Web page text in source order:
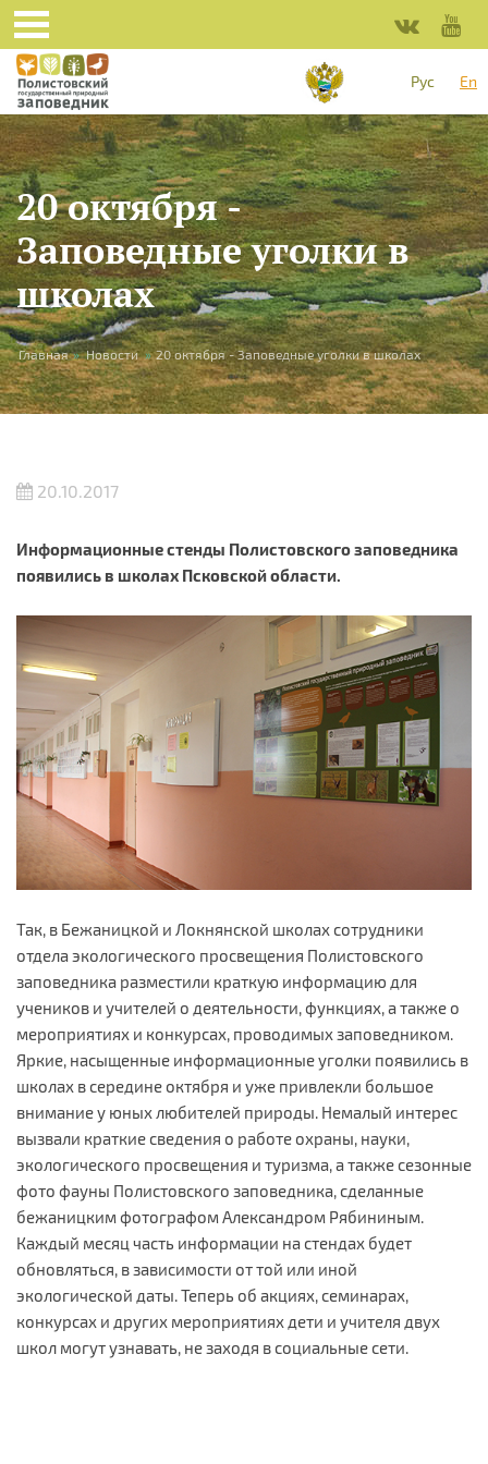
Skip to main content
Рус
En
20 октября -
Заповедные уголки в
школах
You are here
Главная » Новости » 20 октября - Заповедные уголки в школах
20.10.2017
Информационные стенды Полистовского заповедника
появились в школах Псковской области.
Так, в Бежаницкой и Локнянской школах сотрудники
отдела экологического просвещения Полистовского
заповедника разместили краткую информацию для
учеников и учителей о деятельности, функциях, а также о
мероприятиях и конкурсах, проводимых заповедником.
Яркие, насыщенные информационные уголки появились в
школах в середине октября и уже привлекли большое
внимание у юных любителей природы. Немалый интерес
вызвали краткие сведения о работе охраны, науки,
экологического просвещения и туризма, а также сезонные
фото фауны Полистовского заповедника, сделанные
бежаницким фотографом Александром Рябининым.
Каждый месяц часть информации на стендах будет
обновляться, в зависимости от той или иной
экологической даты. Теперь об акциях, семинарах,
конкурсах и других мероприятиях дети и учителя двух
школ могут узнавать, не заходя в социальные сети.